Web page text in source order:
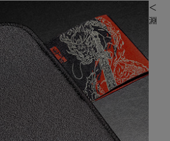
＜
淵